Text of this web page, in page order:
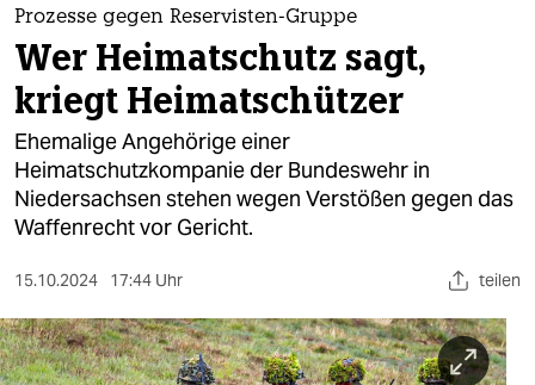
themen
politik
öko
gesellschaft
kultur
sport
berlin
Prozesse gegen Reservisten-Gruppe
Wer Heimatschutz sagt,
kriegt Heimatschützer
Ehemalige Angehörige einer
Heimatschutzkompanie der Bundeswehr in
Niedersachsen stehen wegen Verstößen gegen das
Waffenrecht vor Gericht.
15.10.2024 17:44 Uhr teilen